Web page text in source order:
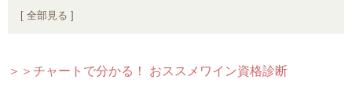
[ 全部見る ]
＞＞チャートで分かる！ おススメワイン資格診断